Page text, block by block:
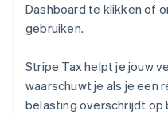
Dashboard te klikken of
gebruiken.
Stripe Tax helpt je jouw
waarschuwt je als je een
belasting overschrijdt op